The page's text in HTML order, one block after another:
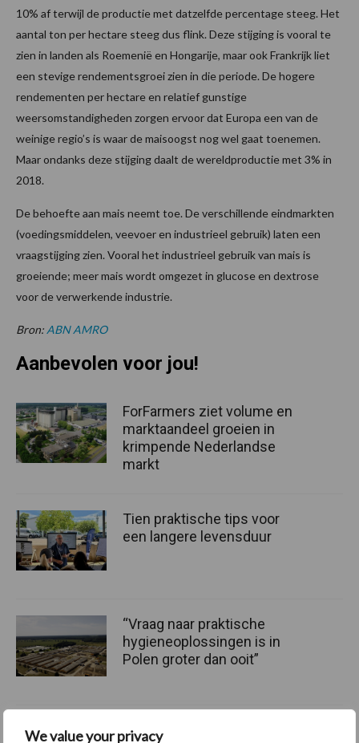
We value your privacy
10% af terwijl de productie met datzelfde percentage steeg. Het
aantal ton per hectare steeg dus flink. Deze stijging is vooral te
zien in landen als Roemenië en Hongarije, maar ook Frankrijk liet
een stevige rendementsgroei zien in die periode. De hogere
rendementen per hectare en relatief gunstige
weersomstandigheden zorgen ervoor dat Europa een van de
weinige regio’s is waar de maisoogst nog wel gaat toenemen.
Maar ondanks deze stijging daalt de wereldproductie met 3% in
2018.
De behoefte aan mais neemt toe. De verschillende eindmarkten
(voedingsmiddelen, veevoer en industrieel gebruik) laten een
vraagstijging zien. Vooral het industrieel gebruik van mais is
groeiende; meer mais wordt omgezet in glucose en dextrose
voor de verwerkende industrie.
Bron: ABN AMRO
Aanbevolen voor jou!
ForFarmers ziet volume en
marktaandeel groeien in
krimpende Nederlandse
markt
Tien praktische tips voor
een langere levensduur
“Vraag naar praktische
hygieneoplossingen is in
Polen groter dan ooit”